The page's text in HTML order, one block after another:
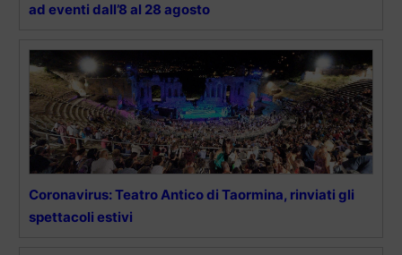
ad eventi dall’8 al 28 agosto
Coronavirus: Teatro Antico di Taormina, rinviati gli
spettacoli estivi